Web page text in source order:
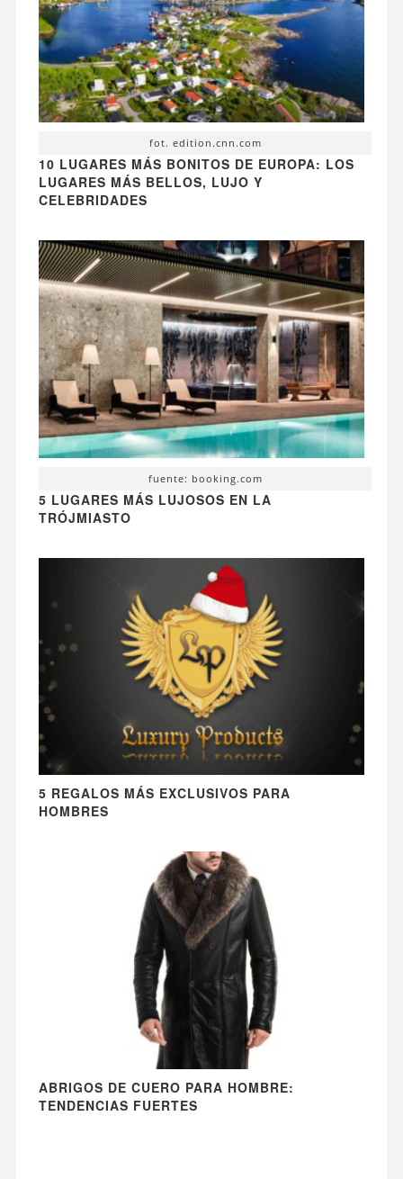
fot. edition.cnn.com
10 LUGARES MÁS BONITOS DE EUROPA: LOS
LUGARES MÁS BELLOS, LUJO Y
CELEBRIDADES
fuente: booking.com
5 LUGARES MÁS LUJOSOS EN LA
TRÓJMIASTO
5 REGALOS MÁS EXCLUSIVOS PARA
HOMBRES
ABRIGOS DE CUERO PARA HOMBRE:
TENDENCIAS FUERTES